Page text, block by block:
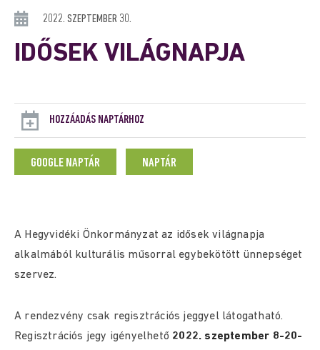
2022. SZEPTEMBER 30.
IDŐSEK VILÁGNAPJA
HOZZÁADÁS NAPTÁRHOZ
GOOGLE NAPTÁR NAPTÁR
A Hegyvidéki Önkormányzat az idősek világnapja
alkalmából kulturális műsorral egybekötött ünnepséget
szervez.
A rendezvény csak regisztrációs jeggyel látogatható.
Regisztrációs jegy igényelhető 2022. szeptember 8-20-